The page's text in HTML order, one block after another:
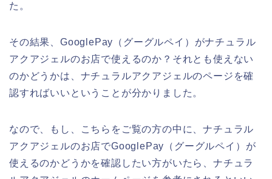
た。
その結果、GooglePay（グーグルペイ）がナチュラル
アクアジェルのお店で使えるのか？それとも使えない
のかどうかは、ナチュラルアクアジェルのページを確
認すればいいということが分かりました。
なので、もし、こちらをご覧の方の中に、ナチュラル
アクアジェルのお店でGooglePay（グーグルペイ）が
使えるのかどうかを確認したい方がいたら、ナチュラ